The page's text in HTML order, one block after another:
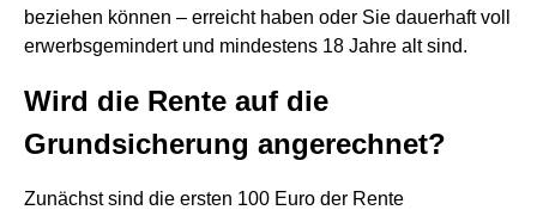
beziehen können – erreicht haben oder Sie dauerhaft voll
erwerbsgemindert und mindestens 18 Jahre alt sind.
Wird die Rente auf die
Grundsicherung angerechnet?
Zunächst sind die ersten 100 Euro der Rente